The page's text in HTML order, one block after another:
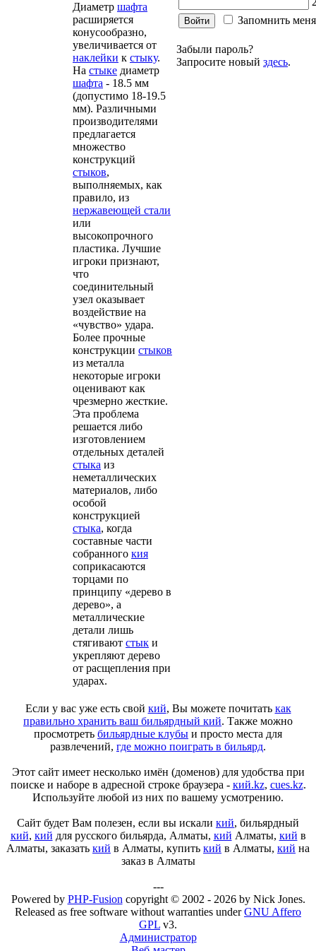
Диаметр шафта
расширяется
конусообразно,
увеличивается от
наклейки к стыку.
На стыке диаметр
шафта - 18.5 мм
(допустимо 18-19.5
мм). Различными
производителями
предлагается
множество
конструкций
стыков,
выполняемых, как
правило, из
нержавеющей стали
или
высокопрочного
пластика. Лучшие
игроки признают,
что
соединительный
узел оказывает
воздействие на
«чувство» удара.
Более прочные
конструкции стыков
из металла
некоторые игроки
оценивают как
чрезмерно жесткие.
Эта проблема
решается либо
изготовлением
отдельных деталей
стыка из
неметаллических
материалов, либо
особой
конструкцией
стыка, когда
составные части
собранного кия
соприкасаются
торцами по
принципу «дерево в
дерево», а
металлические
детали лишь
стягивают стык и
укрепляют дерево
от расщепления при
ударах.
Запомнить меня
Забыли пароль?
Запросите новый здесь.
Если у вас уже есть свой кий, Вы можете почитать как
правильно хранить ваш бильярдный кий. Также можно
просмотреть бильярдные клубы и просто места для
развлечений, где можно поиграть в бильярд.
Этот сайт имеет несколько имён (доменов) для удобства при
поиске и наборе в адресной строке браузера - кий.kz, cues.kz.
Используйте любой из них по вашему усмотрению.
Сайт будет Вам полезен, если вы искали кий, бильярдный
кий, кий для русского бильярда, Алматы, кий Алматы, кий в
Алматы, заказать кий в Алматы, купить кий в Алматы, кий на
заказ в Алматы
---
Powered by PHP-Fusion copyright © 2002 - 2026 by Nick Jones.
Released as free software without warranties underGNU Affero
GPL v3.
Администратор